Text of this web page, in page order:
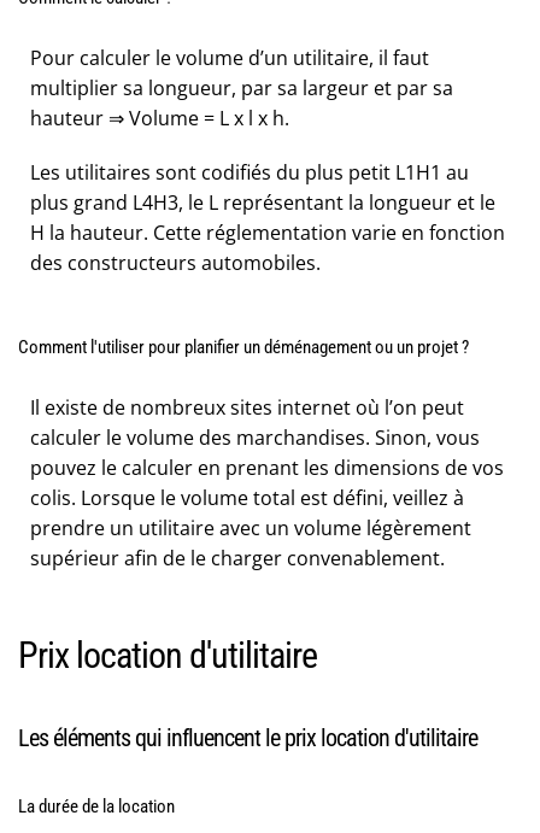
Pour calculer le volume d’un utilitaire, il faut
multiplier sa longueur, par sa largeur et par sa
hauteur ⇒ Volume = L x l x h.
Les utilitaires sont codifiés du plus petit L1H1 au
plus grand L4H3, le L représentant la longueur et le
H la hauteur. Cette réglementation varie en fonction
des constructeurs automobiles.
Comment l'utiliser pour planifier un déménagement ou un projet ?
Il existe de nombreux sites internet où l’on peut
calculer le volume des marchandises. Sinon, vous
pouvez le calculer en prenant les dimensions de vos
colis. Lorsque le volume total est défini, veillez à
prendre un utilitaire avec un volume légèrement
supérieur afin de le charger convenablement.
Prix location d'utilitaire
Les éléments qui influencent le prix location d'utilitaire
La durée de la location